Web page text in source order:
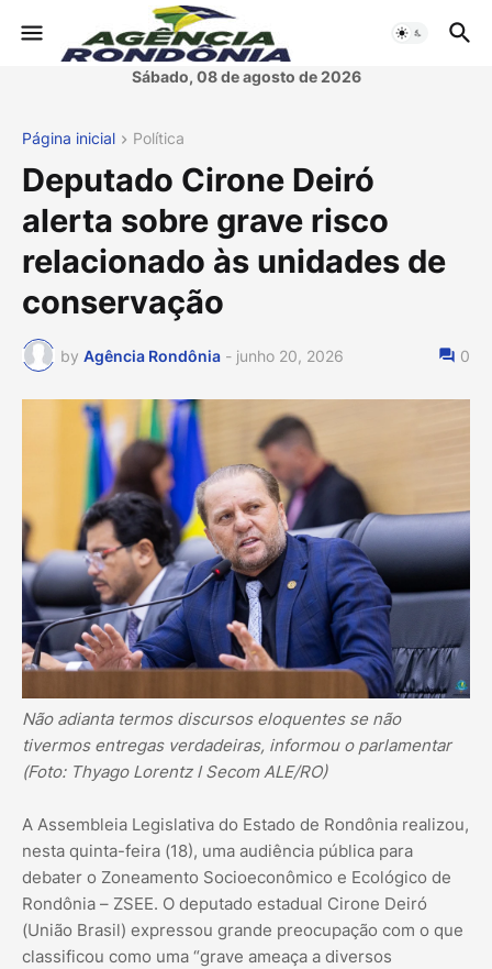
Sábado, 08 de agosto de 2026
Página inicial Política
Deputado Cirone Deiró
alerta sobre grave risco
relacionado às unidades de
conservação
by Agência Rondônia - junho 20, 2026 0
Não adianta termos discursos eloquentes se não
tivermos entregas verdadeiras, informou o parlamentar
(Foto: Thyago Lorentz I Secom ALE/RO)
A Assembleia Legislativa do Estado de Rondônia realizou,
nesta quinta-feira (18), uma audiência pública para
debater o Zoneamento Socioeconômico e Ecológico de
Rondônia – ZSEE. O deputado estadual Cirone Deiró
(União Brasil) expressou grande preocupação com o que
classificou como uma “grave ameaça a diversos